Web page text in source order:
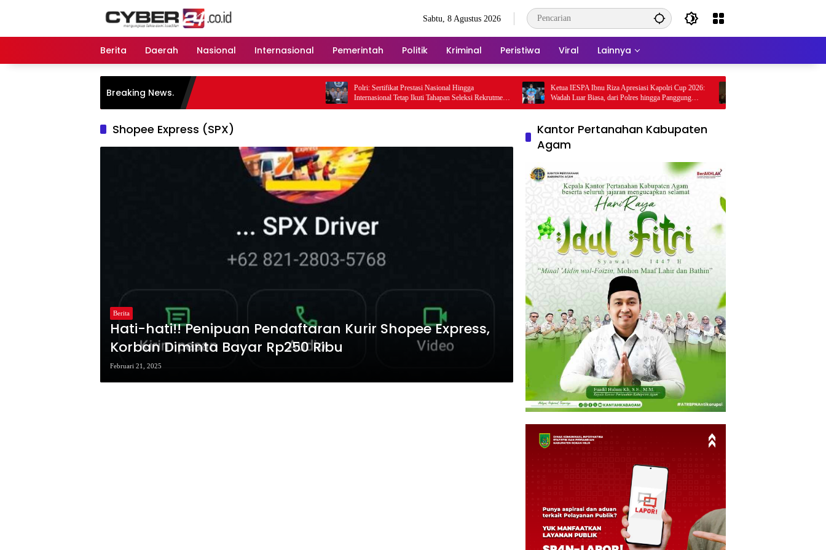
Sabtu, 8 Agustus 2026
Berita Daerah Nasional Internasional Pemerintah Politik Kriminal Peristiwa Viral Lainnya
Breaking News.
Polri: Sertifikat Prestasi Nasional Hingga
Internasional Tetap Ikuti Tahapan Seleksi Rekrutmen
Polri
Ketua IESPA Ibnu Riza Apresiasi Kapolri Cup 2026:
Wadah Luar Biasa, dari Polres hingga Panggung
Nasional
Medsos yang Mengandung Provokasi
Shopee Express (SPX)
Berita
Hati-hati!! Penipuan Pendaftaran Kurir Shopee Express,
Korban Diminta Bayar Rp250 Ribu
Februari 21, 2025
Kantor Pertanahan Kabupaten
Agam